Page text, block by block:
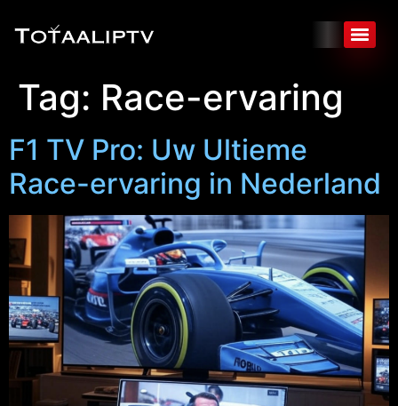
Tag: Race-ervaring
F1 TV Pro: Uw Ultieme
Race-ervaring in Nederland